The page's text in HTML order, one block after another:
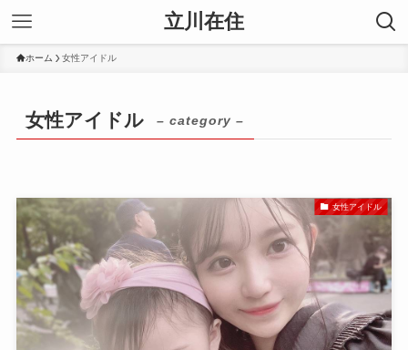
立川在住
ホーム 女性アイドル
女性アイドル – category –
女性アイドル